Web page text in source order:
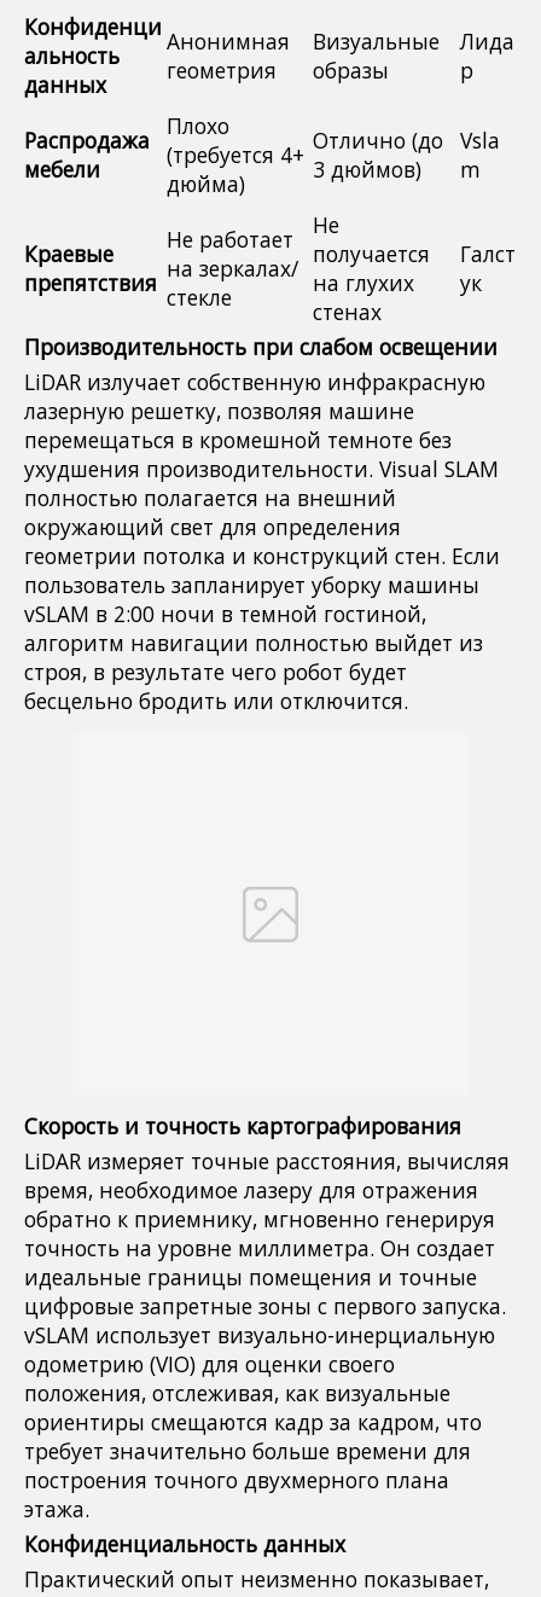
Конфиденци
альность
данных
Анонимная
геометрия
Визуальные
образы
Лида
р
Распродажа
мебели
Плохо
(требуется 4+
дюйма)
Отлично (до
3 дюймов)
Vsla
m
Краевые
препятствия
Не работает
на зеркалах/
стекле
Не
получается
на глухих
стенах
Галст
ук
Производительность при слабом освещении
LiDAR излучает собственную инфракрасную
лазерную решетку, позволяя машине
перемещаться в кромешной темноте без
ухудшения производительности. Visual SLAM
полностью полагается на внешний
окружающий свет для определения
геометрии потолка и конструкций стен. Если
пользователь запланирует уборку машины
vSLAM в 2:00 ночи в темной гостиной,
алгоритм навигации полностью выйдет из
строя, в результате чего робот будет
бесцельно бродить или отключится.
Скорость и точность картографирования
LiDAR измеряет точные расстояния, вычисляя
время, необходимое лазеру для отражения
обратно к приемнику, мгновенно генерируя
точность на уровне миллиметра. Он создает
идеальные границы помещения и точные
цифровые запретные зоны с первого запуска.
vSLAM использует визуально-инерциальную
одометрию (VIO) для оценки своего
положения, отслеживая, как визуальные
ориентиры смещаются кадр за кадром, что
требует значительно больше времени для
построения точного двухмерного плана
этажа.
Конфиденциальность данных
Практический опыт неизменно показывает,